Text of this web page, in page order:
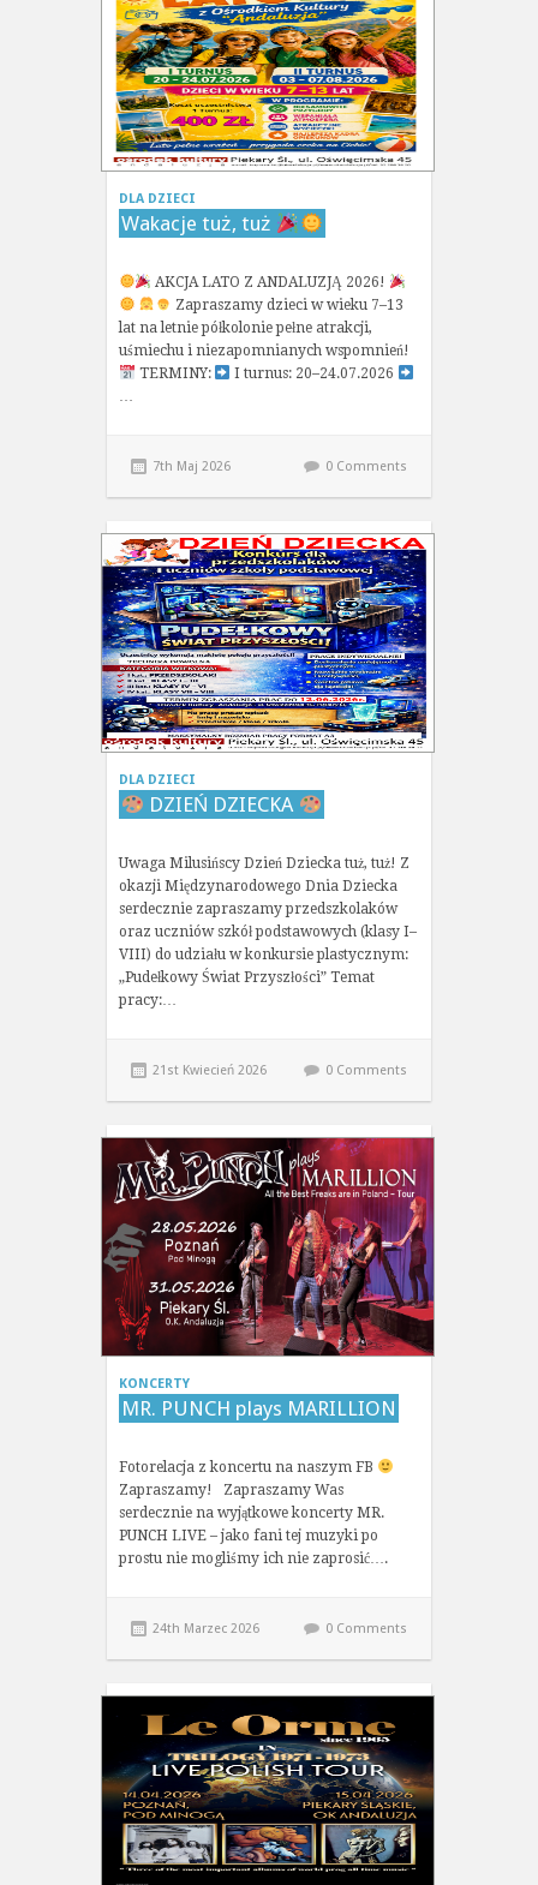
DLA DZIECI
Wakacje tuż, tuż
AKCJA LATO Z ANDALUZJĄ 2026!
Zapraszamy dzieci w wieku 7–13
lat na letnie półkolonie pełne atrakcji,
uśmiechu i niezapomnianych wspomnień!
TERMINY:
I turnus: 20–24.07.2026
…
7th Maj 2026 0 Comments
DLA DZIECI
DZIEŃ DZIECKA
Uwaga Milusińscy Dzień Dziecka tuż, tuż! Z
okazji Międzynarodowego Dnia Dziecka
serdecznie zapraszamy przedszkolaków
oraz uczniów szkół podstawowych (klasy I–
VIII) do udziału w konkursie plastycznym:
„Pudełkowy Świat Przyszłości” Temat
pracy:…
21st Kwiecień 2026 0 Comments
KONCERTY
MR. PUNCH plays MARILLION
Fotorelacja z koncertu na naszym FB
Zapraszamy! Zapraszamy Was
serdecznie na wyjątkowe koncerty MR.
PUNCH LIVE – jako fani tej muzyki po
prostu nie mogliśmy ich nie zaprosić….
24th Marzec 2026 0 Comments